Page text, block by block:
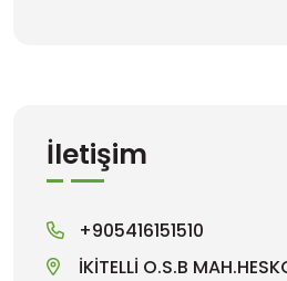
İletişim
+905416151510
İKİTELLİ O.S.B